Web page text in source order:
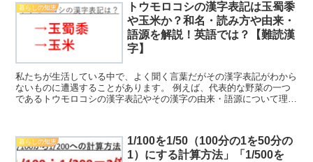
暮らしの知恵
トウモロコシの漢字表記は玉蜀黍
や玉米か？和名・読み方や由来・
語源を解説！英語では？【難読漢
字】
私たちが生活している中で、よく聞く言葉だがその漢字表記がわから
ないものに遭遇することがあります。 例えば、代表的な野菜の一つ
であるトウモロコシの漢字表記やその漢字の由来・語源について理解
暮らしの知恵
1/100を1/50（100分の1を50分の
1）にする計算方法」「1/500を